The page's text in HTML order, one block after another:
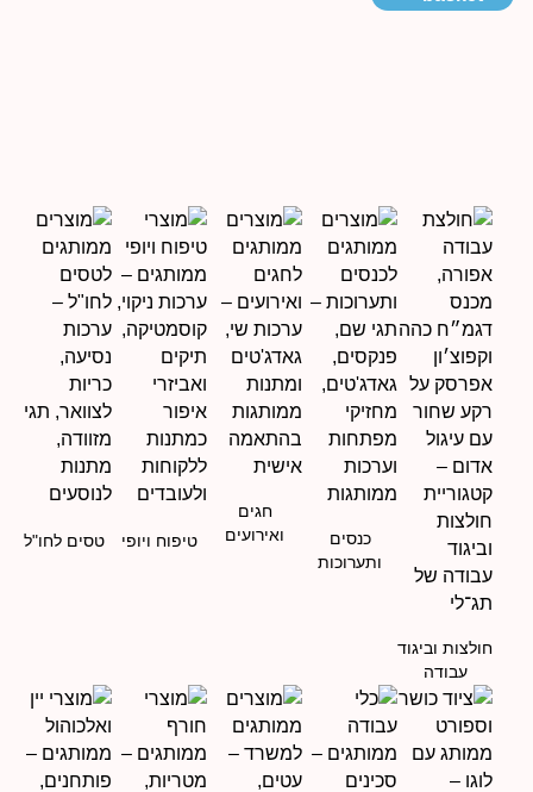
חולצות וביגוד
עבודה
כנסים
ותערוכות
חגים
ואירועים
טיפוח ויופי טסים לחו"ל